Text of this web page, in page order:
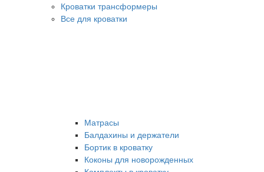
Кроватки трансформеры
Все для кроватки
Матрасы
Балдахины и держатели
Бортик в кроватку
Коконы для новорожденных